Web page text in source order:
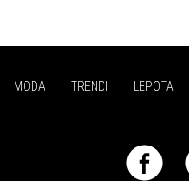
MODA TRENDI LEPOTA